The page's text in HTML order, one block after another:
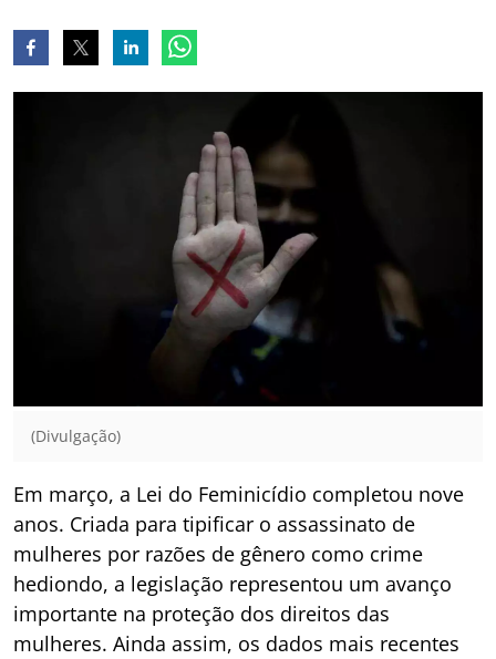
(Divulgação)
Em março, a Lei do Feminicídio completou nove
anos. Criada para tipificar o assassinato de
mulheres por razões de gênero como crime
hediondo, a legislação representou um avanço
importante na proteção dos direitos das
mulheres. Ainda assim, os dados mais recentes